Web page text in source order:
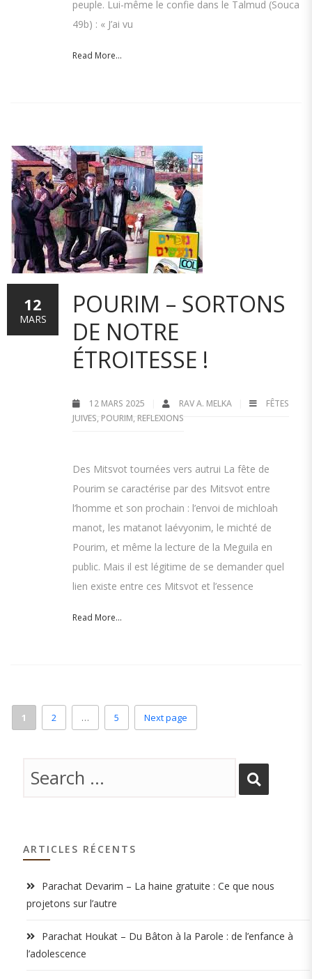
peuple. Lui-même le confie dans le Talmud (Souca
49b) : « J’ai vu
Read More...
POURIM – SORTONS
DE NOTRE
ÉTROITESSE !
12 MARS 2025 RAV A. MELKA
FÊTES
JUIVES, POURIM, REFLEXIONS
Des Mitsvot tournées vers autrui La fête de
Pourim se caractérise par des Mitsvot entre
l’homme et son prochain : l’envoi de michloah
manot, les matanot laévyonim, le michté de
Pourim, et même la lecture de la Meguila en
public. Mais il est légitime de se demander quel
lien existe entre ces Mitsvot et l’essence
Read More...
12
MARS
1 2 … 5 Next page
ARTICLES RÉCENTS
Parachat Devarim – La haine gratuite : Ce que nous
projetons sur l’autre
Parachat Houkat – Du Bâton à la Parole : de l’enfance à
l’adolescence